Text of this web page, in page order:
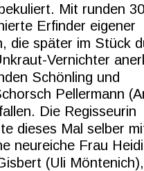
Mit runden
Erfinder eigener
die später im Stück
Vernichter
Schönling und
Pellermann
Die Regisseurin
dieses Mal selber
neureiche Frau
(Uli